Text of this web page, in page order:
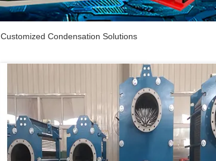
Condensation Solutions